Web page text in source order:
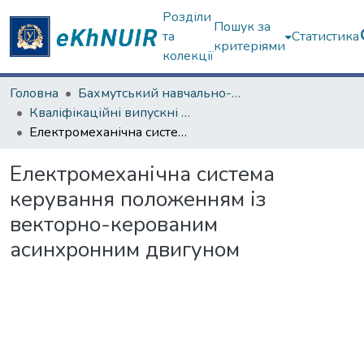
Розділи
та
колекції
Пошук за
критеріями
Статистика
Головна
Бахмутський навчально-науковий професійно-педагогічний інститут
Кваліфікаційні випускні роботи бакалаврів. Бахмутський навчально-науковий професійно-педагогічний інститут
Електромеханічна система керування положенням із векторно-керованим асинхронним двигуном
Електромеханічна система
керування положенням із
векторно-керованим
асинхронним двигуном